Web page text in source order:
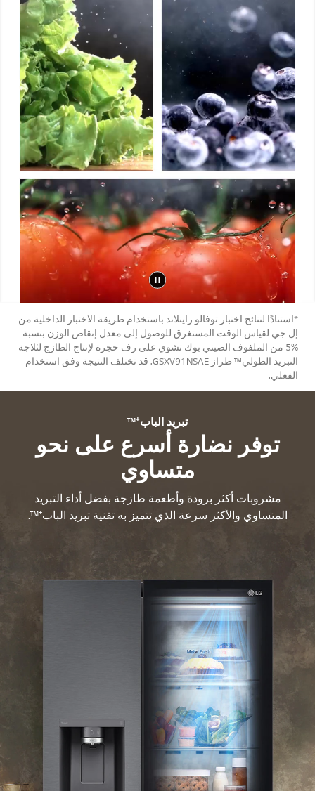
*استنادًا لنتائج اختبار توفالو راينلاند باستخدام طريقة الاختبار الداخلية من
إل جي لقياس الوقت المستغرق للوصول إلى معدل إنقاص الوزن بنسبة
%5 من الملفوف الصيني بوك تشوي على رف حجرة لإنتاج الطازج لثلاجة
التبريد الطولي™ طراز GSXV91NSAE. قد تختلف النتيجة وفق استخدام
الفعلي.
تبريد الباب⁺™
توفر نضارة أسرع على نحو
متساوي
مشروبات أكثر برودة وأطعمة طازجة بفضل أداء التبريد
المتساوي والأكثر سرعة الذي تتميز به تقنية تبريد الباب⁺™.